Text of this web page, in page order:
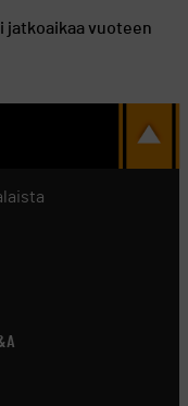
jatkoaikaa vuoteen